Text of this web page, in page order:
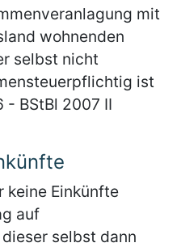
mit
wohnenden
selbst nicht
ist
- BStBl 2007 II
keine Einkünfte
auf
selbst dann